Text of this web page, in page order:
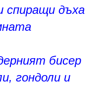
спиращи дъха
бисер
гондоли и